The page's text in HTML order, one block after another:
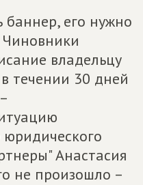
его нужно
владельцу
течении 30 дней
Анастасия
не произошло –